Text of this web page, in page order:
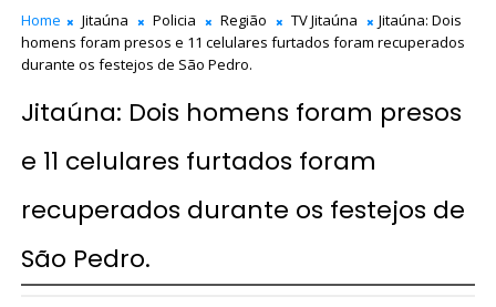
Home Jitaúna Policia Região TV Jitaúna
Jitaúna: Dois
homens foram presos e 11 celulares furtados foram recuperados
durante os festejos de São Pedro.
Jitaúna: Dois homens foram presos
e 11 celulares furtados foram
recuperados durante os festejos de
São Pedro.